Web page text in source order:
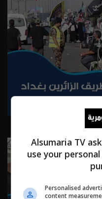
Alsumaria TV
use your
Personalised
content